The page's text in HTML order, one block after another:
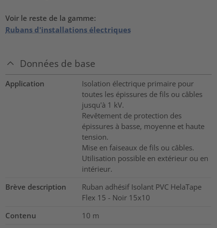
Voir le reste de la gamme:
Rubans d'installations électriques
Données de base
Application
Isolation électrique primaire pour
toutes les épissures de fils ou câbles
jusqu'à 1 kV.
Revêtement de protection des
épissures à basse, moyenne et haute
tension.
Mise en faiseaux de fils ou câbles.
Utilisation possible en extérieur ou en
intérieur.
Brève description
Ruban adhésif Isolant PVC HelaTape
Flex 15 - Noir 15x10
Contenu
10 m